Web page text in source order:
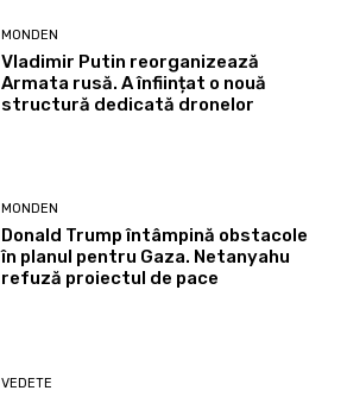
MONDEN
Vladimir Putin reorganizează
Armata rusă. A înființat o nouă
structură dedicată dronelor
MONDEN
Donald Trump întâmpină obstacole
în planul pentru Gaza. Netanyahu
refuză proiectul de pace
VEDETE